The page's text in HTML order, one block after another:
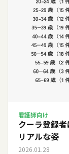
看護師向け
クーラ登録
リアルな姿
2026.01.28